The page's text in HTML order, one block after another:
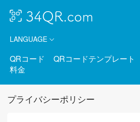
LANGUAGE
QRコード QRコードテンプレート
料金
プライバシーポリシー